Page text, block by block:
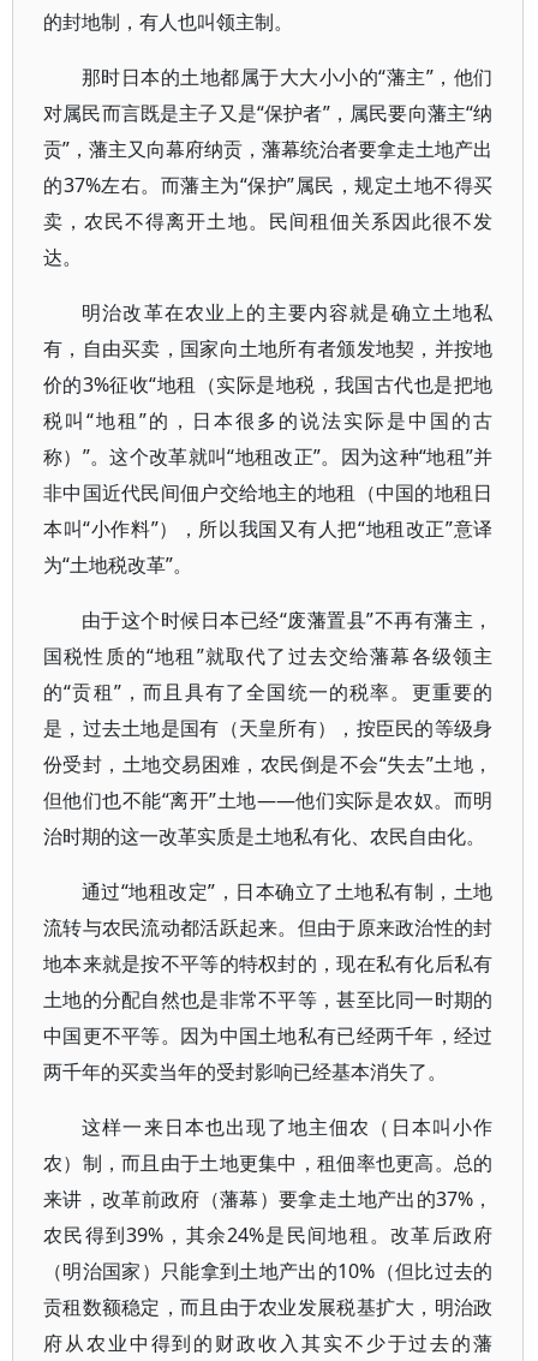
的封地制，有人也叫领主制。
那时日本的土地都属于大大小小的“藩主”，他们
对属民而言既是主子又是“保护者”，属民要向藩主“纳
贡”，藩主又向幕府纳贡，藩幕统治者要拿走土地产出
的37%左右。而藩主为“保护”属民，规定土地不得买
卖，农民不得离开土地。民间租佃关系因此很不发
达。
明治改革在农业上的主要内容就是确立土地私
有，自由买卖，国家向土地所有者颁发地契，并按地
价的3%征收“地租（实际是地税，我国古代也是把地
税叫“地租”的，日本很多的说法实际是中国的古
称）”。这个改革就叫“地租改正”。因为这种“地租”并
非中国近代民间佃户交给地主的地租（中国的地租日
本叫“小作料”），所以我国又有人把“地租改正”意译
为“土地税改革”。
由于这个时候日本已经“废藩置县”不再有藩主，
国税性质的“地租”就取代了过去交给藩幕各级领主
的“贡租”，而且具有了全国统一的税率。更重要的
是，过去土地是国有（天皇所有），按臣民的等级身
份受封，土地交易困难，农民倒是不会“失去”土地，
但他们也不能“离开”土地——他们实际是农奴。而明
治时期的这一改革实质是土地私有化、农民自由化。
通过“地租改定”，日本确立了土地私有制，土地
流转与农民流动都活跃起来。但由于原来政治性的封
地本来就是按不平等的特权封的，现在私有化后私有
土地的分配自然也是非常不平等，甚至比同一时期的
中国更不平等。因为中国土地私有已经两千年，经过
两千年的买卖当年的受封影响已经基本消失了。
这样一来日本也出现了地主佃农（日本叫小作
农）制，而且由于土地更集中，租佃率也更高。总的
来讲，改革前政府（藩幕）要拿走土地产出的37%，
农民得到39%，其余24%是民间地租。改革后政府
（明治国家）只能拿到土地产出的10%（但比过去的
贡租数额稳定，而且由于农业发展税基扩大，明治政
府从农业中得到的财政收入其实不少于过去的藩